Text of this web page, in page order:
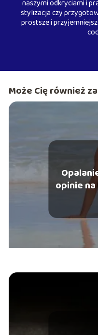
naszymi odkryciami i
stylizacja czy
prostsze i
Może Cię również
opinie